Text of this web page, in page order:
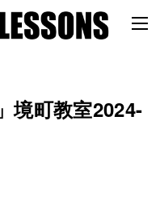
境町教室2024-